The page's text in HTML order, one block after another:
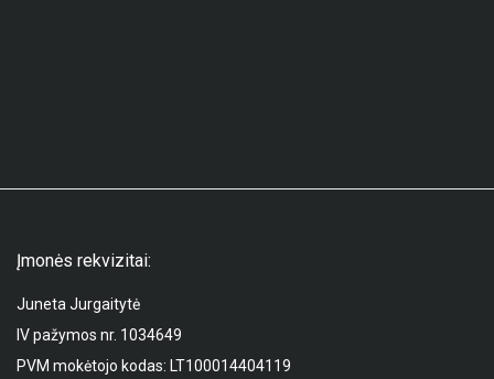
Įmonės rekvizitai:
Juneta Jurgaitytė
IV pažymos nr. 1034649
PVM mokėtojo kodas: LT100014404119